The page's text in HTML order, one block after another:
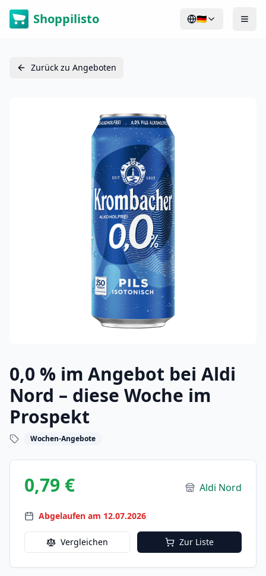
Shoppilisto 🇩🇪
Zurück zu Angeboten
0,0 % im Angebot bei Aldi
Nord – diese Woche im
Prospekt
Wochen-Angebote
0,79 € Aldi Nord
Abgelaufen am 12.07.2026
Vergleichen Zur Liste